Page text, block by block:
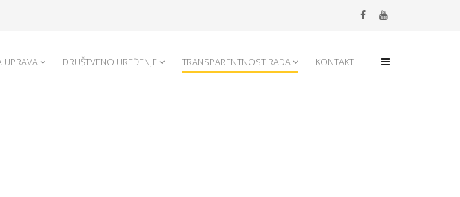
UPRAVA DRUŠTVENO UREĐENJE TRANSPARENTNOST RADA KONTAKT